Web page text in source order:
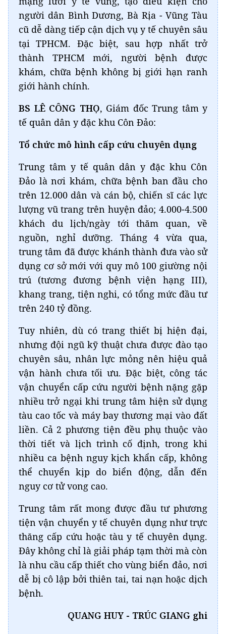
người dân Bình Dương, Bà Rịa - Vũng Tàu
cũ dễ dàng tiếp cận dịch vụ y tế chuyên sâu
tại TPHCM. Đặc biệt, sau hợp nhất trở
thành TPHCM mới, người bệnh được
khám, chữa bệnh không bị giới hạn ranh
giới hành chính.
BS LÊ CÔNG THỌ, Giám đốc Trung tâm y
tế quân dân y đặc khu Côn Đảo:
Tổ chức mô hình cấp cứu chuyên dụng
Trung tâm y tế quân dân y đặc khu Côn
Đảo là nơi khám, chữa bệnh ban đầu cho
trên 12.000 dân và cán bộ, chiến sĩ các lực
lượng vũ trang trên huyện đảo; 4.000-4.500
khách du lịch/ngày tới thăm quan, về
nguồn, nghỉ dưỡng. Tháng 4 vừa qua,
trung tâm đã được khánh thành đưa vào sử
dụng cơ sở mới với quy mô 100 giường nội
trú (tương đương bệnh viện hạng III),
khang trang, tiện nghi, có tổng mức đầu tư
trên 240 tỷ đồng.
Tuy nhiên, dù có trang thiết bị hiện đại,
nhưng đội ngũ kỹ thuật chưa được đào tạo
chuyên sâu, nhân lực mỏng nên hiệu quả
vận hành chưa tối ưu. Đặc biệt, công tác
vận chuyển cấp cứu người bệnh nặng gặp
nhiều trở ngại khi trung tâm hiện sử dụng
tàu cao tốc và máy bay thương mại vào đất
liền. Cả 2 phương tiện đều phụ thuộc vào
thời tiết và lịch trình cố định, trong khi
nhiều ca bệnh nguy kịch khẩn cấp, không
thể chuyển kịp do biển động, dẫn đến
nguy cơ tử vong cao.
Trung tâm rất mong được đầu tư phương
tiện vận chuyển y tế chuyên dụng như trực
thăng cấp cứu hoặc tàu y tế chuyên dụng.
Đây không chỉ là giải pháp tạm thời mà còn
là nhu cầu cấp thiết cho vùng biển đảo, nơi
dễ bị cô lập bởi thiên tai, tai nạn hoặc dịch
bệnh.
QUANG HUY - TRÚC GIANG ghi